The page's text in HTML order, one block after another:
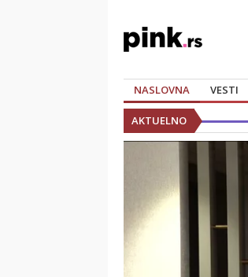
NASLOVNA VESTI
AKTUELNO